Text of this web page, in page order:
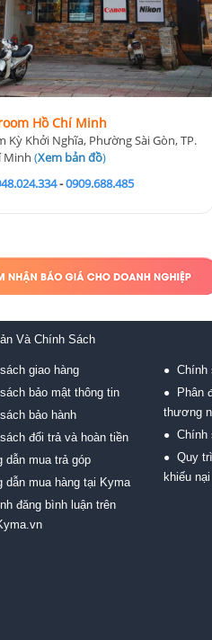
Hồ Chí Minh
Kỳ Khởi Nghĩa, Phường Sài Gòn, TP.
Minh (Xem bản đồ)
-0909.688.485
Và Chính Sách
giao hàng
bảo mật thông tin
bảo hành
đổi trả và hoàn tiền
dẫn mua trả góp
dẫn mua hàng tại Kyma
đăng bình luận trên
● Chính
●
Phân
thương
● Chính
● Quy
khiếu nại